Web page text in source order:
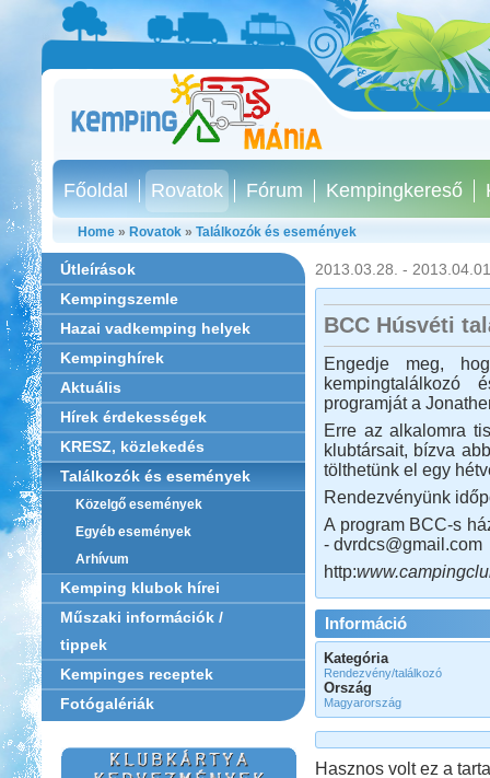
Főoldal Rovatok Fórum Kempingkereső
Home » Rovatok » Találkozók és események
Útleírások
Kempingszemle
Hazai vadkemping helyek
Kempinghírek
Aktuális
Hírek érdekességek
KRESZ, közlekedés
Találkozók és események
Közelgő események
Egyéb események
Arhívum
Kemping klubok hírei
Műszaki információk /
tippek
Kempinges receptek
Fotógalériák
2013.03.28. -
BCC Húsvéti
Engedje meg,
programját a
Erre az alkalomra
klubtársait, bízva
tölthetünk el egy
Rendezvényünk
A program BCC-s
- dvrdcs@gmail.com
http:
Információ
Kategória
Rendezvény/találkozó
Ország
Magyarország
Hasznos volt ez a